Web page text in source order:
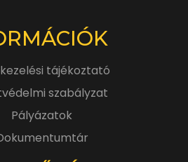
tájékoztató
szabályzat
Pályázatok